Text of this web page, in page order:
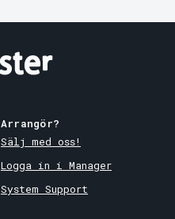
Arrangör?
Sälj med oss!
Logga in i Manager
System Support